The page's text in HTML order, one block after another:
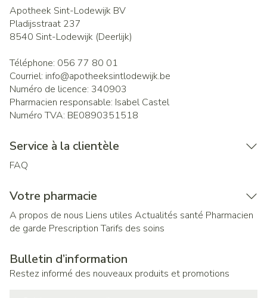
Apotheek Sint-Lodewijk BV
Pladijsstraat 237
8540 Sint-Lodewijk (Deerlijk)
Téléphone: 056 77 80 01
Courriel: info@apotheeksintlodewijk.be
Numéro de licence: 340903
Pharmacien responsable: Isabel Castel
Numéro TVA: BE0890351518
Service à la clientèle
FAQ
Votre pharmacie
A propos de nous Liens utiles Actualités santé Pharmacien
de garde Prescription Tarifs des soins
Bulletin d’information
Restez informé des nouveaux produits et promotions